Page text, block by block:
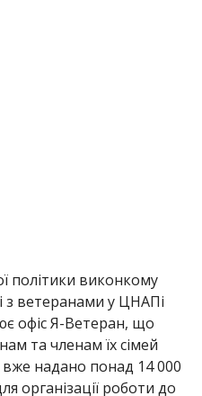
політики виконкому
з ветеранами у ЦНАПі
офіс Я-Ветеран, що
та членам їх сімей
надано понад 14 000
організації роботи до